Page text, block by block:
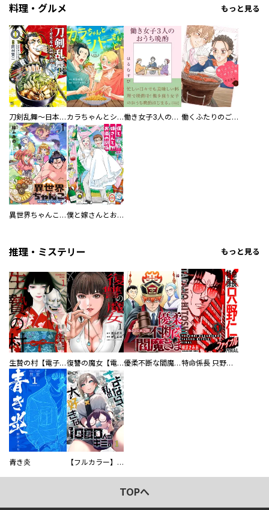
料理・グルメ もっと見る
刀剣乱舞～日本号つれづれ酒～ カラちゃんとシトーさんと、 【分冊版】 働き女子3人のおうち晩酌 働くふたりのごほうび飯
異世界ちゃんこ～横綱目前に召喚されたんだが～ 【連載版】 僕と嫁さんとお酒の関係
推理・ミステリー もっと見る
生贄の村【電子単行本版】 復讐の魔女【電子単行本版】 優柔不断な閻魔さま 特命係長 只野仁ファイナル 愛蔵版
青き炎 【フルカラー】さよなら、私の大好きな１０００人のキミ。
TOPへ